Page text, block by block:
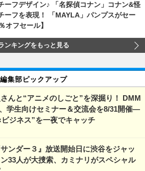
ーフデザイン♪ 「名探偵コナン」コナン&怪
ーフを表現！ 「MAYLA」パンプスがセー
オフセール】
ンキングをもっと見る
編集部ピックアップ
んと“アニメのしごと”を深掘り！ DMM
学生向けセミナー＆交流会を8/31開催―
ジネス”を一夜でキャッチ
ンダー３』放送開始日に渋谷をジャッ
33人が大捜索、カミナリがスペシャル